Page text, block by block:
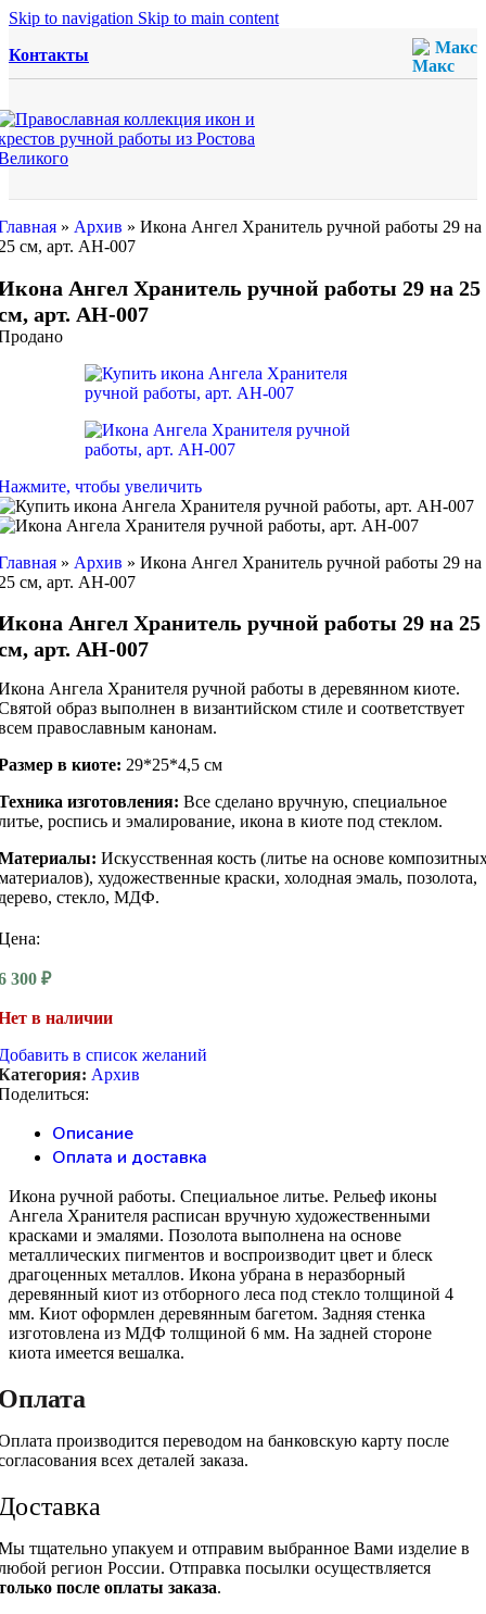
Skip to navigation Skip to main content
Контакты
Макс
» Архив » Икона Ангел Хранитель ручной работы 29 на
см, арт. АН-007
Ангел Хранитель ручной работы 29 на 25
арт. АН-007
чтобы увеличить
» Архив » Икона Ангел Хранитель ручной работы 29 на
см, арт. АН-007
Ангел Хранитель ручной работы 29 на 25
арт. АН-007
Ангела Хранителя ручной работы в деревянном киоте.
образ выполнен в византийском стиле и соответствует
православным канонам.
в киоте: 29*25*4,5 см
изготовления: Все сделано вручную, специальное
роспись и эмалирование, икона в киоте под стеклом.
Искусственная кость (литье на основе
художественные краски, холодная эмаль, позолота,
стекло, МДФ.
300 ₽
в наличии
в список желаний
Архив
Описание
Оплата и доставка
Икона ручной работы. Специальное литье. Рельеф иконы
Ангела Хранителя расписан вручную художественными
красками и эмалями. Позолота выполнена на основе
металлических пигментов и воспроизводит цвет и блеск
драгоценных металлов. Икона убрана в неразборный
деревянный киот из отборного леса под стекло толщиной 4
мм. Киот оформлен деревянным багетом. Задняя стенка
изготовлена из МДФ толщиной 6 мм. На задней стороне
киота имеется вешалка.
производится переводом на банковскую карту после
всех деталей заказа.
тщательно упакуем и отправим выбранное Вами изделие в
регион России. Отправка посылки осуществляется
после оплаты заказа.